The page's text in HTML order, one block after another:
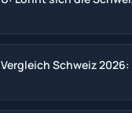
Schweiz 2026: